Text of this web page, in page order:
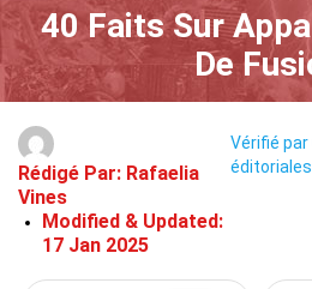
40 Faits Sur
De
Rédigé Par: Rafaelia
Vines
Modified & Updated:
17 Jan 2025
Vérifié
éditoriales